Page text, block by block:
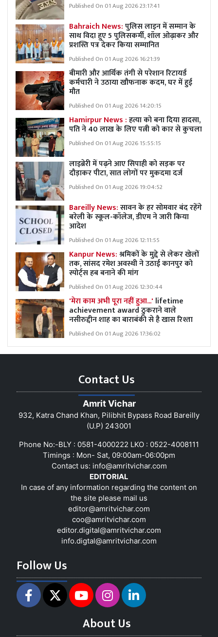
Published On 01 Aug 2026 23:17:41
Bahraich News:पुलिस लाइन में सम्मान के
साथ विदा हुए 5 पुलिसकर्मी, शॉल ओढ़ाकर और
प्रशस्ति पत्र देकर किया सम्मानित
Published On 01 Aug 2026 16:21:39
बीमारी और आर्थिक तंगी से परेशान रिटायर्ड
कर्मचारी ने उठाया खौफनाक कदम, घर में हुई
मौत
Published On 01 Aug 2026 14:20:15
Hamirpur News :हत्या को बना दिया हादसा,
पति ने 40 लाख के लिए पत्नी को कार से कुचला
Published On 01 Aug 2026 15:55:15
लाइब्रेरी में पढ़ने आए सिपाही को सड़क पर
दौड़ाकर पीटा, सात लोगों पर मुकदमा दर्ज
Published On 01 Aug 2026 19:04:52
Bareilly News:सावन के हर सोमवार बंद रहेंगे
बरेली के स्कूल-कॉलेज, डीएम ने जारी किया
आदेश
Published On 01 Aug 2026 12:11:55
Kanpur News:श्रमिकों के मुद्दे से लेकर खेलों
तक, सांसद रमेश अवस्थी ने उठाई कानपुर को
स्पोर्ट्स हब बनाने की मांग
Published On 01 Aug 2026 12:30:44
'मेरा काम अभी पूरा नहीं हुआ...' lifetime
achievement award ठुकराने वाले
नसीरुद्दीन शाह का बाराबंकी से है खास रिश्ता
Published On 01 Aug 2026 17:36:02
Contact Us
Amrit Vichar
932, Katra Chand Khan, Pilibhit Bypass Road Bareilly
(U.P) 243001
Phone No:-BLY : 0581-4000222 LKO : 0522-4008111
Timings : Mon- Sat, 09:00am-06:00pm
Contact us: info@amritvichar.com
EDITORIAL
In case of any information regarding the content on
the site please mail us
editor@amritvichar.com
coo@amritvichar.com
editor.digital@amritvichar.com
info.digtal@amritvichar.com
Follow Us
About Us